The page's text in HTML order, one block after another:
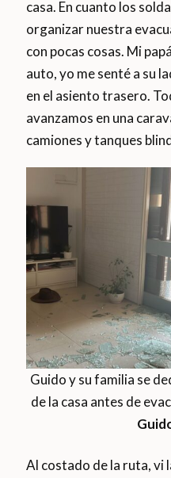
casa. En cuanto los
organizar nuestra
con pocas cosas. Mi
auto, yo me senté a su
en el asiento trasero.
avanzamos en una
camiones y tanques
Guido y su familia se
de la casa antes de
Al costado de la ruta, vi